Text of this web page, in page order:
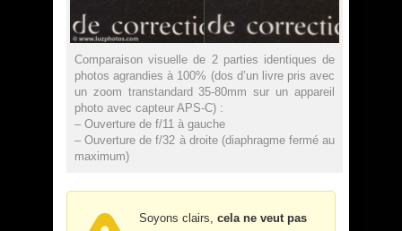
Comparaison visuelle de 2 parties identiques de
photos agrandies à 100% (dos d’un livre pris avec
un zoom transtandard 35-80mm sur un appareil
photo avec capteur APS-C) :
– Ouverture de f/11 à gauche
– Ouverture de f/32 à droite (diaphragme fermé au
maximum)
Soyons clairs, cela ne veut pas